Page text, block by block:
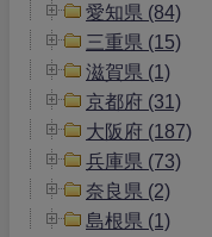
愛知県 (84)
三重県 (15)
滋賀県 (1)
京都府 (31)
大阪府 (187)
兵庫県 (73)
奈良県 (2)
島根県 (1)